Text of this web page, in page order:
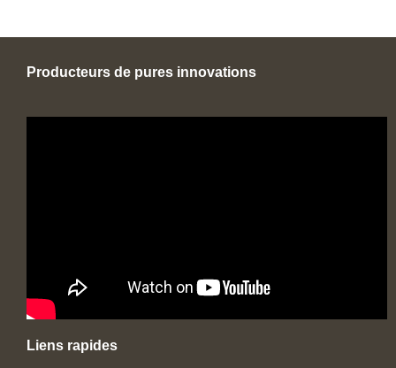
Producteurs de pures innovations
Liens rapides